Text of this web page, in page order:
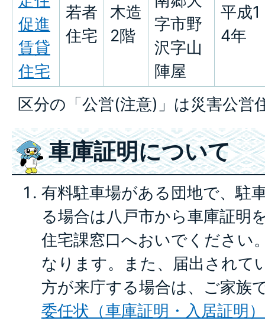
促進
賃貸
住宅
若者
住宅
木造
2階
字市野
沢字山
陣屋
平成1
4年
区分の「公営(注意)」は災害公営
車庫証明について
有料駐車場がある団地で、駐
る場合は八戸市から車庫証明
住宅課窓口へおいでください
なります。また、届出されて
方が来庁する場合は、ご家族
委任状（車庫証明・入居証明